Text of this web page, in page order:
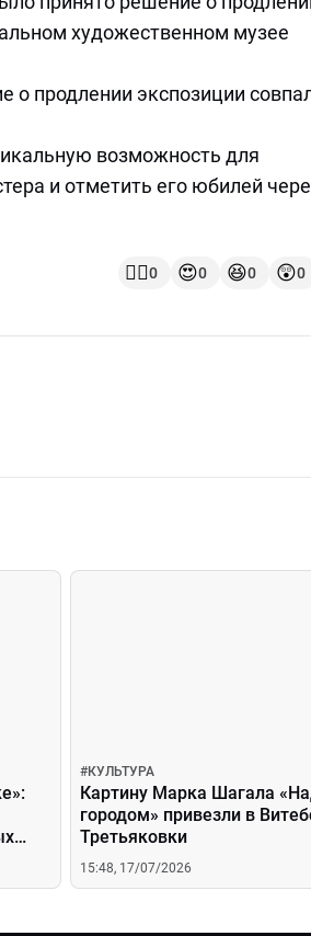
художественном музее
о продлении экспозиции
возможность для
и отметить его юбилей
👍🏻0 😍0 😆0 😲0
#КУЛЬТУРА
Картину Марка Шагала
городом» привезли в
Третьяковки
15:48, 17/07/2026